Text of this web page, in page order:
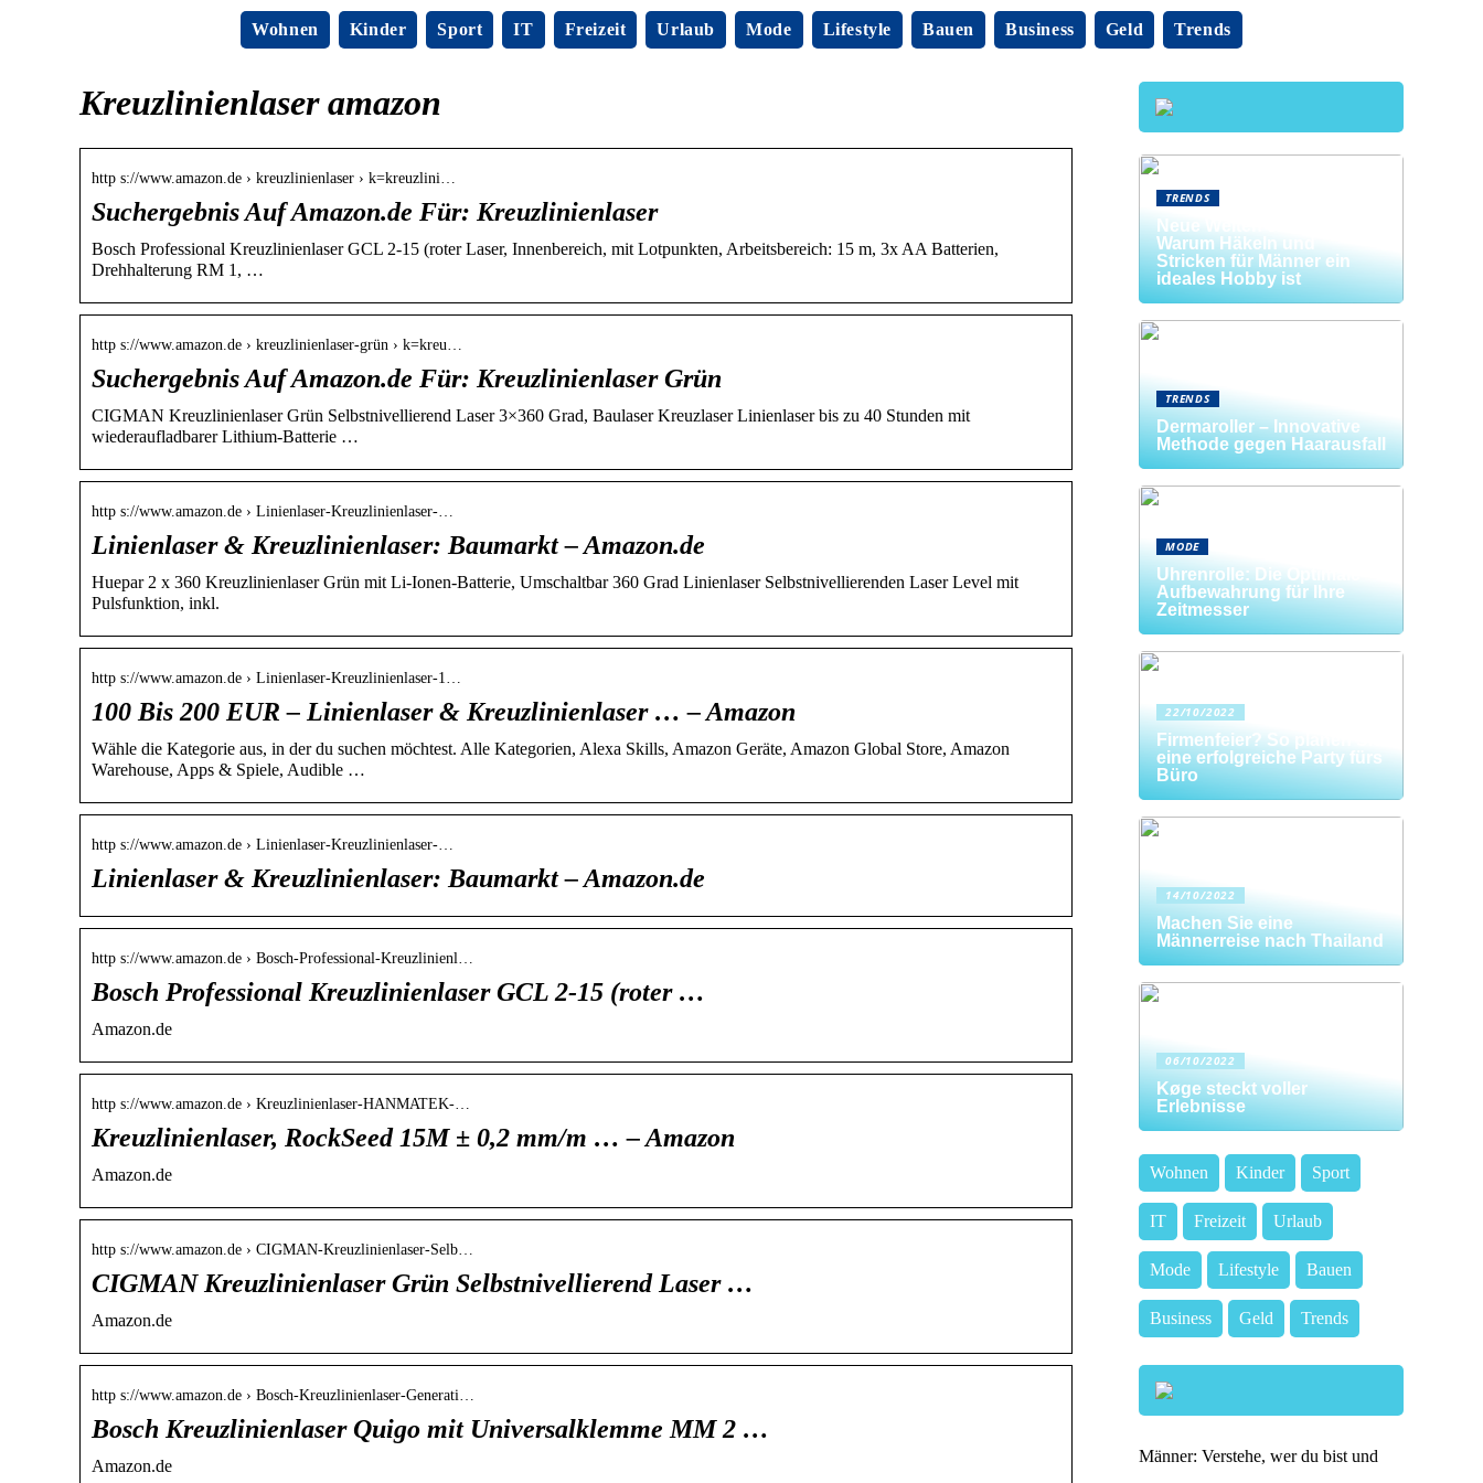
Wohnen Kinder Sport IT Freizeit Urlaub Mode Lifestyle Bauen Business Geld Trends
Kreuzlinienlaser amazon
http s://www.amazon.de › kreuzlinienlaser › k=kreuzlini…
Suchergebnis Auf Amazon.de Für: Kreuzlinienlaser
Bosch Professional Kreuzlinienlaser GCL 2-15 (roter Laser, Innenbereich, mit Lotpunkten, Arbeitsbereich: 15 m, 3x AA Batterien,
Drehhalterung RM 1, …
http s://www.amazon.de › kreuzlinienlaser-grün › k=kreu…
Suchergebnis Auf Amazon.de Für: Kreuzlinienlaser Grün
CIGMAN Kreuzlinienlaser Grün Selbstnivellierend Laser 3×360 Grad, Baulaser Kreuzlaser Linienlaser bis zu 40 Stunden mit
wiederaufladbarer Lithium-Batterie …
http s://www.amazon.de › Linienlaser-Kreuzlinienlaser-…
Linienlaser & Kreuzlinienlaser: Baumarkt – Amazon.de
Huepar 2 x 360 Kreuzlinienlaser Grün mit Li-Ionen-Batterie, Umschaltbar 360 Grad Linienlaser Selbstnivellierenden Laser Level mit
Pulsfunktion, inkl.
http s://www.amazon.de › Linienlaser-Kreuzlinienlaser-1…
100 Bis 200 EUR – Linienlaser & Kreuzlinienlaser … – Amazon
Wähle die Kategorie aus, in der du suchen möchtest. Alle Kategorien, Alexa Skills, Amazon Geräte, Amazon Global Store, Amazon
Warehouse, Apps & Spiele, Audible …
http s://www.amazon.de › Linienlaser-Kreuzlinienlaser-…
Linienlaser & Kreuzlinienlaser: Baumarkt – Amazon.de
http s://www.amazon.de › Bosch-Professional-Kreuzlinienl…
Bosch Professional Kreuzlinienlaser GCL 2-15 (roter …
Amazon.de
http s://www.amazon.de › Kreuzlinienlaser-HANMATEK-…
Kreuzlinienlaser, RockSeed 15M ± 0,2 mm/m … – Amazon
Amazon.de
http s://www.amazon.de › CIGMAN-Kreuzlinienlaser-Selb…
CIGMAN Kreuzlinienlaser Grün Selbstnivellierend Laser …
Amazon.de
http s://www.amazon.de › Bosch-Kreuzlinienlaser-Generati…
Bosch Kreuzlinienlaser Quigo mit Universalklemme MM 2 …
Amazon.de
TRENDS
Neue Welten entdecken:
Warum Häkeln und
Stricken für Männer ein
ideales Hobby ist
TRENDS
Dermaroller – Innovative
Methode gegen Haarausfall
MODE
Uhrenrolle: Die Optimale
Aufbewahrung für Ihre
Zeitmesser
22/10/2022
Firmenfeier? So planen Sie
eine erfolgreiche Party fürs
Büro
14/10/2022
Machen Sie eine
Männerreise nach Thailand
06/10/2022
Køge steckt voller
Erlebnisse
Wohnen Kinder Sport
IT Freizeit Urlaub
Mode Lifestyle Bauen
Business Geld Trends
Männer: Verstehe, wer du bist und